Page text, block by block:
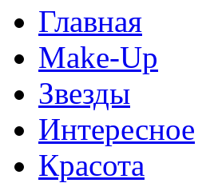
Главная
Make-Up
Звезды
Интересное
Красота